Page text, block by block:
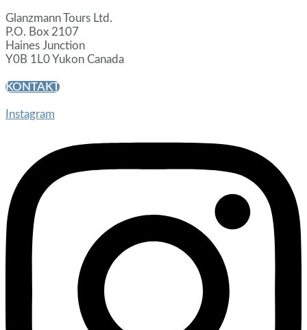
Glanzmann Tours Ltd.
P.O. Box 2107
Haines Junction
Y0B 1L0 Yukon Canada
KONTAKT
Instagram